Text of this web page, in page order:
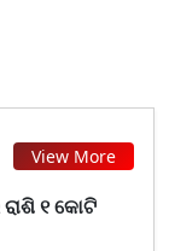
View More
୧ କୋଟି